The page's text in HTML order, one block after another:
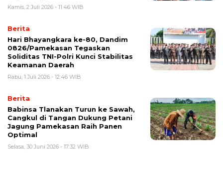
Kamis, 2 Juli 2026 - 11:46 WIB
Berita
Hari Bhayangkara ke-80, Dandim
0826/Pamekasan Tegaskan
Soliditas TNI-Polri Kunci Stabilitas
Keamanan Daerah
Rabu, 1 Juli 2026 - 12:46 WIB
Berita
Babinsa Tlanakan Turun ke Sawah,
Cangkul di Tangan Dukung Petani
Jagung Pamekasan Raih Panen
Optimal
Selasa, 30 Juni 2026 - 17:32 WIB